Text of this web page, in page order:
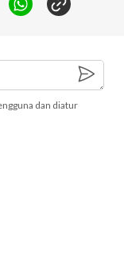
dan diatur